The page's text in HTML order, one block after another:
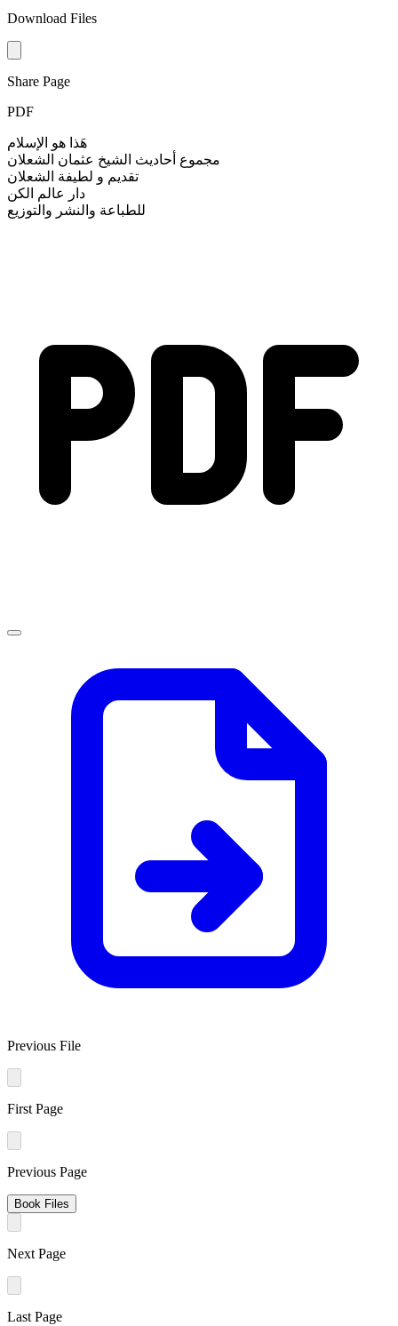
Download Files
Share Page
PDF
هَذا هو الإسلام
مجموع أحاديث الشيخ عثمان الشعلان
تقديم و لطيفة الشعلان
دار عالم الكن
للطباعة والنشر والتوزيع
Previous File
First Page
Previous Page
Book Files
Next Page
Last Page